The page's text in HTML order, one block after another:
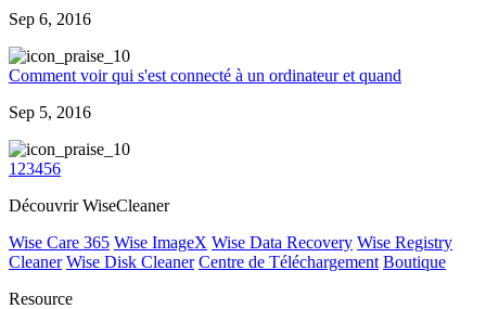
Sep 6, 2016
0
Comment voir qui s'est connecté à un ordinateur et quand
Sep 5, 2016
0
1 23456
Découvrir WiseCleaner
Wise Care 365 Wise ImageX Wise Data Recovery Wise Registry
Cleaner Wise Disk Cleaner Centre de Téléchargement Boutique
Resource